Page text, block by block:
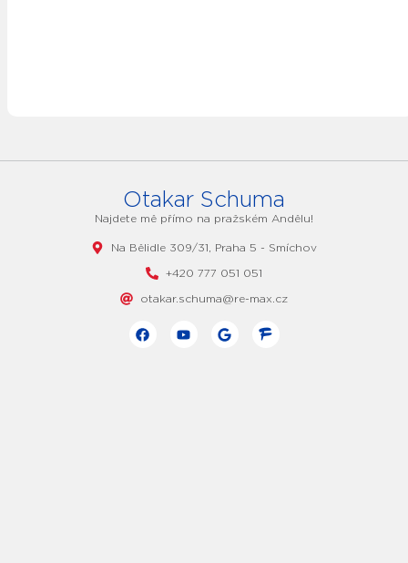
Otakar Schuma
Najdete mě přímo na pražském Andělu!
Na Bělidle 309/31, Praha 5 - Smíchov
+420 777 051 051
otakar.schuma@re-max.cz